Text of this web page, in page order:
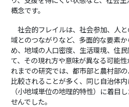
概念です。
社会的フレイルは、社会参加、人
域とのつながりなど、多面的な要素
め、地域の人口密度、生活環境、住
て、その現れ方や意味が異なる可能
れまでの研究では、都市部と農村部
比較されることが多く、同じ自治体
（小地域単位の地理的特性）に着目
せんでした。